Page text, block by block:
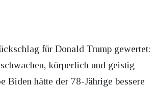
für Donald Trump gewertet:
körperlich und geistig
Biden hätte der 78-Jährige bessere